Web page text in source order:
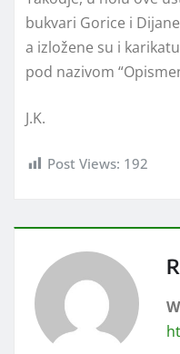
bukvari Gorice i
a izložene su i
pod nazivom
J.K.
Post Views: 192